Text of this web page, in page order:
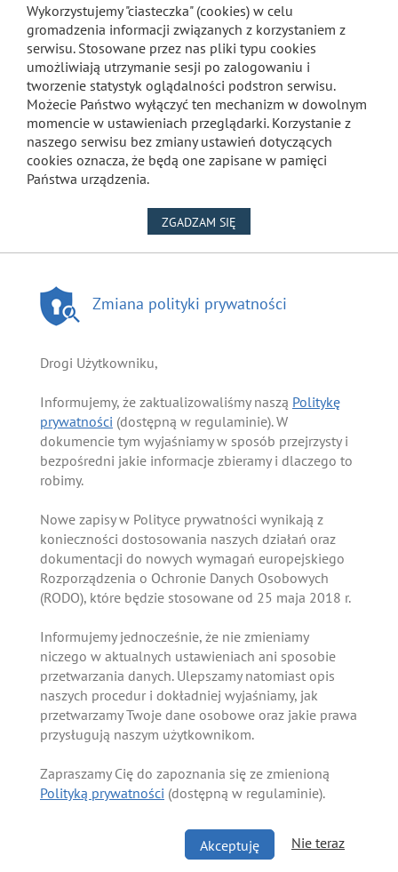
Wykorzystujemy "ciasteczka" (cookies) w celu
gromadzenia informacji związanych z korzystaniem z
serwisu. Stosowane przez nas pliki typu cookies
umożliwiają utrzymanie sesji po zalogowaniu i
tworzenie statystyk oglądalności podstron serwisu.
Możecie Państwo wyłączyć ten mechanizm w dowolnym
momencie w ustawieniach przeglądarki. Korzystanie z
naszego serwisu bez zmiany ustawień dotyczących
cookies oznacza, że będą one zapisane w pamięci
Państwa urządzenia.
ZGADZAM SIĘ
Zmiana polityki prywatności
Drogi Użytkowniku,
Informujemy, że zaktualizowaliśmy naszą Politykę
prywatności (dostępną w regulaminie). W
dokumencie tym wyjaśniamy w sposób przejrzysty i
bezpośredni jakie informacje zbieramy i dlaczego to
robimy.
Nowe zapisy w Polityce prywatności wynikają z
konieczności dostosowania naszych działań oraz
dokumentacji do nowych wymagań europejskiego
Rozporządzenia o Ochronie Danych Osobowych
(RODO), które będzie stosowane od 25 maja 2018 r.
Informujemy jednocześnie, że nie zmieniamy
niczego w aktualnych ustawieniach ani sposobie
przetwarzania danych. Ulepszamy natomiast opis
naszych procedur i dokładniej wyjaśniamy, jak
przetwarzamy Twoje dane osobowe oraz jakie prawa
przysługują naszym użytkownikom.
Zapraszamy Cię do zapoznania się ze zmienioną
Polityką prywatności (dostępną w regulaminie).
Akceptuję Nie teraz